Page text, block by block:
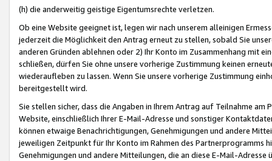
(h) die anderweitig geistige Eigentumsrechte verletzen.
Ob eine Website geeignet ist, legen wir nach unserem alleinigen
jederzeit die Möglichkeit den Antrag erneut zu stellen, sobald Sie
anderen Gründen ablehnen oder 2) Ihr Konto im Zusammenhang mit
schließen, dürfen Sie ohne unsere vorherige Zustimmung keinen
wiederaufleben zu lassen. Wenn Sie unsere vorherige Zustimmung
bereitgestellt wird.
Sie stellen sicher, dass die Angaben in Ihrem Antrag auf Teilnahme
Website, einschließlich Ihrer E-Mail-Adresse und sonstiger
können etwaige Benachrichtigungen, Genehmigungen und andere
jeweiligen Zeitpunkt für Ihr Konto im Rahmen des Partnerprogramms
Genehmigungen und andere Mitteilungen, die an diese E-Mail-